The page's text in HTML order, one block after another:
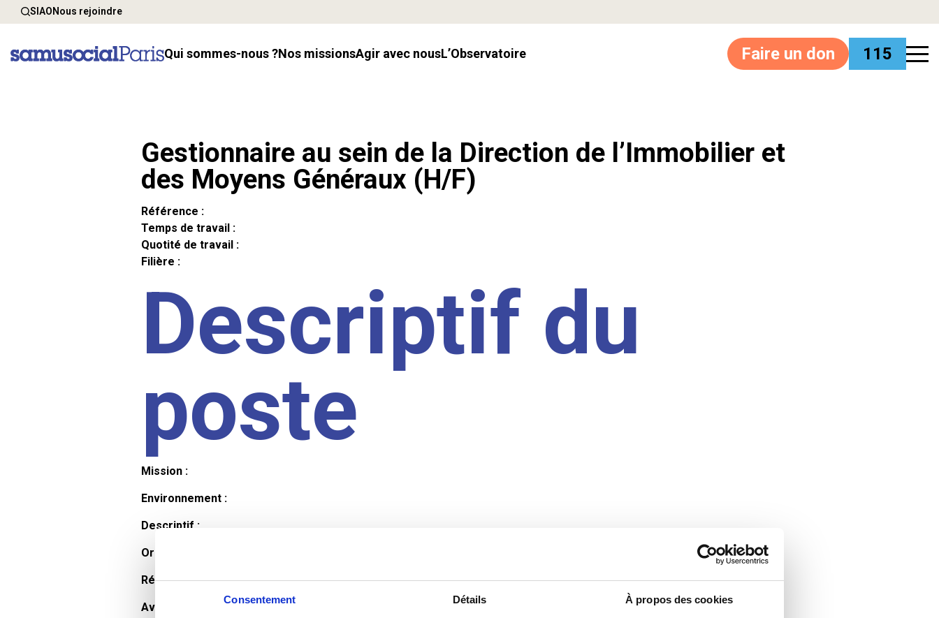
Consentement Détails À propos des cookies
SIAONous rejoindre
Qui sommes-nous ? Nos missions Agir avec nous l’Observatoire Faire un don 115
Gestionnaire au sein de la Direction de l’Immobilier et
des Moyens Généraux (H/F)
Référence :
Temps de travail :
Quotité de travail :
Filière :
Descriptif du
poste
Mission :
Environnement :
Descriptif :
Organisation et horaires :
Rémunération :
Avantages :